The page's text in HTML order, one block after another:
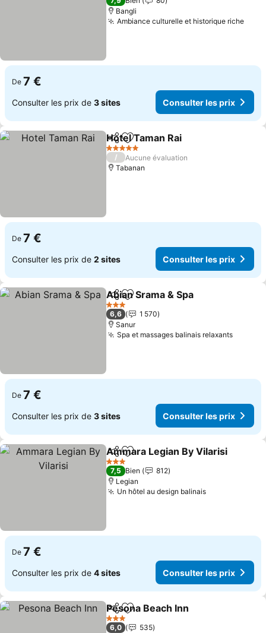
Bangli
Ambiance culturelle et historique riche
De 7 €
Consulter les prix de 3 sites Consulter les prix
PartagerAjouter à mes favoris
Hotel Taman Rai
5 Étoiles
/
Aucune évaluation
Tabanan
De 7 €
Consulter les prix de 2 sites Consulter les prix
PartagerAjouter à mes favoris
Abian Srama & Spa
3 Étoiles
6,6
1 570
Sanur
Spa et massages balinais relaxants
De 7 €
Consulter les prix de 3 sites Consulter les prix
PartagerAjouter à mes favoris
Ammara Legian By Vilarisi
3 Étoiles
7,5 Bien
812
Legian
Un hôtel au design balinaisConsulter
De 7 €
Consulter les prix de 4 sites Consulter les prix
PartagerAjouter à mes favoris
Pesona Beach Inn
3 Étoiles
6,0
535